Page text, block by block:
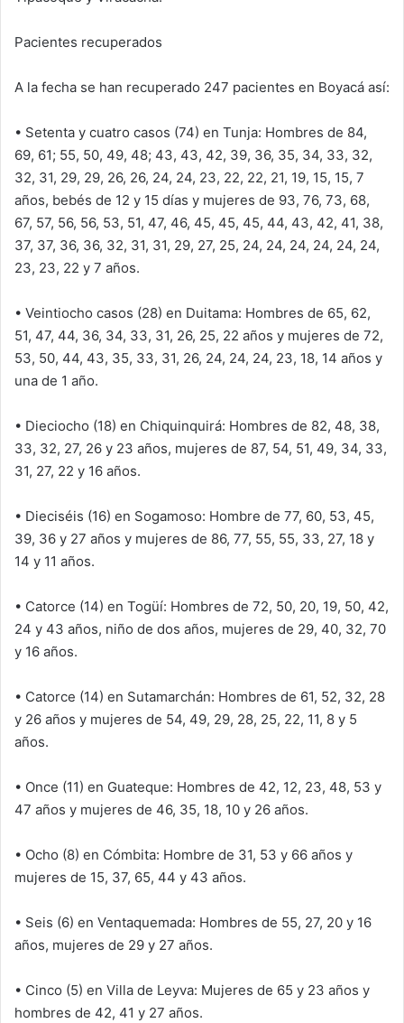
Pacientes recuperados
A la fecha se han recuperado 247 pacientes en Boyacá así:
• Setenta y cuatro casos (74) en Tunja: Hombres de 84,
69, 61; 55, 50, 49, 48; 43, 43, 42, 39, 36, 35, 34, 33, 32,
32, 31, 29, 29, 26, 26, 24, 24, 23, 22, 22, 21, 19, 15, 15, 7
años, bebés de 12 y 15 días y mujeres de 93, 76, 73, 68,
67, 57, 56, 56, 53, 51, 47, 46, 45, 45, 45, 44, 43, 42, 41, 38,
37, 37, 36, 36, 32, 31, 31, 29, 27, 25, 24, 24, 24, 24, 24, 24,
23, 23, 22 y 7 años.
• Veintiocho casos (28) en Duitama: Hombres de 65, 62,
51, 47, 44, 36, 34, 33, 31, 26, 25, 22 años y mujeres de 72,
53, 50, 44, 43, 35, 33, 31, 26, 24, 24, 24, 23, 18, 14 años y
una de 1 año.
• Dieciocho (18) en Chiquinquirá: Hombres de 82, 48, 38,
33, 32, 27, 26 y 23 años, mujeres de 87, 54, 51, 49, 34, 33,
31, 27, 22 y 16 años.
• Dieciséis (16) en Sogamoso: Hombre de 77, 60, 53, 45,
39, 36 y 27 años y mujeres de 86, 77, 55, 55, 33, 27, 18 y
14 y 11 años.
• Catorce (14) en Togüí: Hombres de 72, 50, 20, 19, 50, 42,
24 y 43 años, niño de dos años, mujeres de 29, 40, 32, 70
y 16 años.
• Catorce (14) en Sutamarchán: Hombres de 61, 52, 32, 28
y 26 años y mujeres de 54, 49, 29, 28, 25, 22, 11, 8 y 5
años.
• Once (11) en Guateque: Hombres de 42, 12, 23, 48, 53 y
47 años y mujeres de 46, 35, 18, 10 y 26 años.
• Ocho (8) en Cómbita: Hombre de 31, 53 y 66 años y
mujeres de 15, 37, 65, 44 y 43 años.
• Seis (6) en Ventaquemada: Hombres de 55, 27, 20 y 16
años, mujeres de 29 y 27 años.
• Cinco (5) en Villa de Leyva: Mujeres de 65 y 23 años y
hombres de 42, 41 y 27 años.